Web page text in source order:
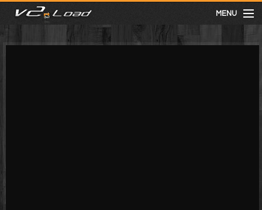
MENU
meist gesehen